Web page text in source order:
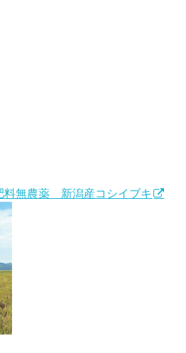
無農薬 新潟産コシイブキ